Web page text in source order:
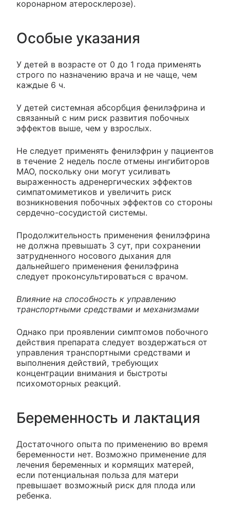
коронарном атеросклерозе).
Особые указания
У детей в возрасте от 0 до 1 года применять
строго по назначению врача и не чаще, чем
каждые 6 ч.
У детей системная абсорбция фенилэфрина и
связанный с ним риск развития побочных
эффектов выше, чем у взрослых.
Не следует применять фенилэфрин у пациентов
в течение 2 недель после отмены ингибиторов
МАО, поскольку они могут усиливать
выраженность адренергических эффектов
симпатомиметиков и увеличить риск
возникновения побочных эффектов со стороны
сердечно-сосудистой системы.
Продолжительность применения фенилэфрина
не должна превышать 3 сут, при сохранении
затрудненного носового дыхания для
дальнейшего применения фенилэфрина
следует проконсультироваться с врачом.
Влияние на способность к управлению
транспортными средствами и механизмами
Однако при проявлении симптомов побочного
действия препарата следует воздержаться от
управления транспортными средствами и
выполнения действий, требующих
концентрации внимания и быстроты
психомоторных реакций.
Беременность и лактация
Достаточного опыта по применению во время
беременности нет. Возможно применение для
лечения беременных и кормящих матерей,
если потенциальная польза для матери
превышает возможный риск для плода или
ребенка.